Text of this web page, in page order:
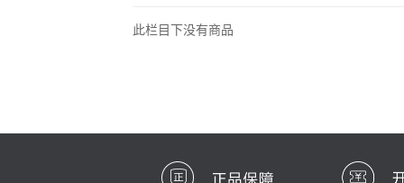
此栏目下没有商品